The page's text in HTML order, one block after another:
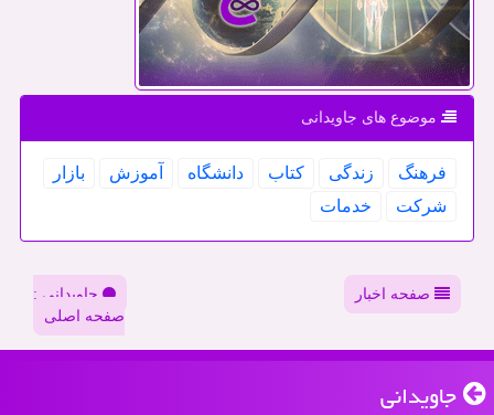
موضوع های جاویدانی
فرهنگ زندگی كتاب دانشگاه آموزش
بازار
شركت
خدمات
صفحه اخبار
جاویدانی :
صفحه اصلی
جاویدانی